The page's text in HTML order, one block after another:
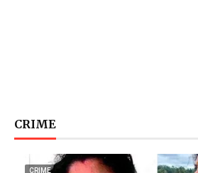
CRIME
CRIME